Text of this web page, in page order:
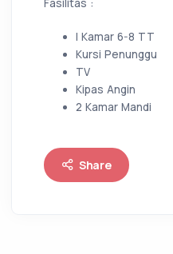
Fasilitas :
I Kamar 6-8 TT
Kursi Penunggu
TV
Kipas Angin
2 Kamar Mandi
Share